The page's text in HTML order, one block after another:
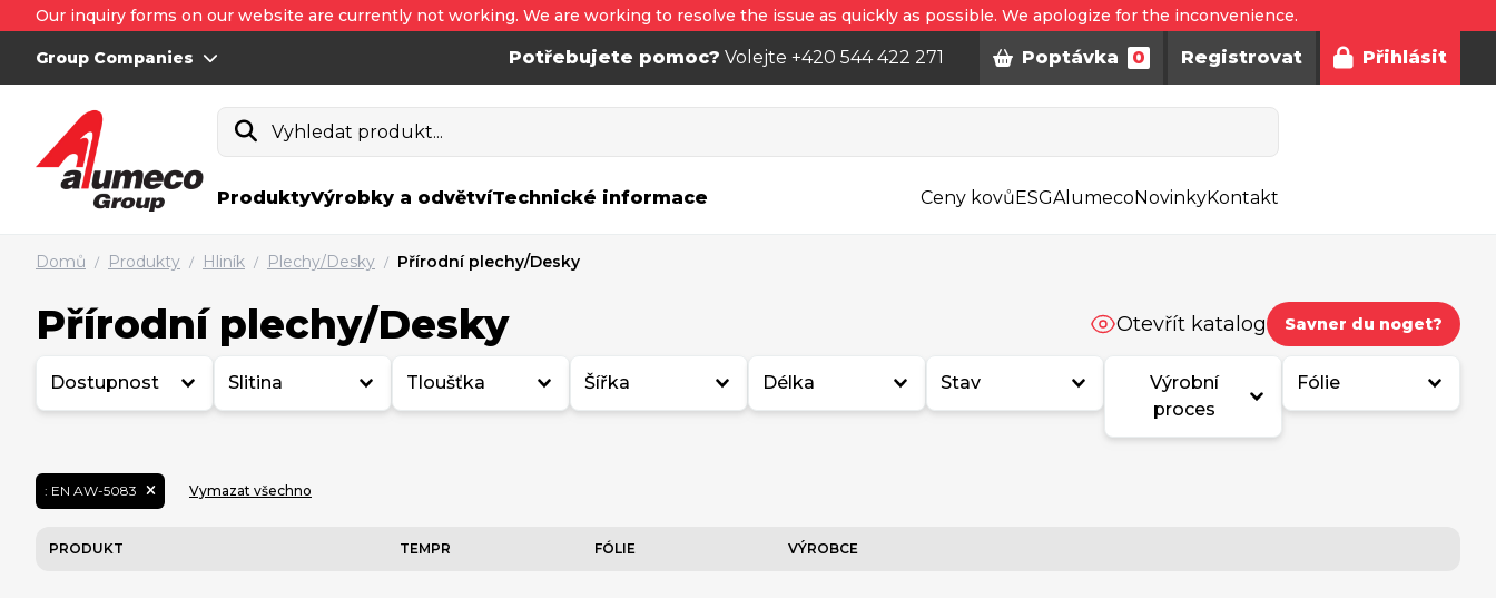
Our inquiry forms on our website are currently not working. We are working to resolve the issue as quickly as possible. We apologize for the inconvenience.
Group Companies Potřebujete pomoc? Volejte +420 544 422 271 Poptávka 0 Registrovat Přihlásit
Vyhledat produkt...
ProduktyVýrobky a odvětvíTechnické informace Ceny kovůESGAlumecoNovinkyKontakt
Domů / Produkty / Hliník / Plechy/Desky / Přírodní plechy/Desky
Přírodní plechy/Desky Otevřít katalog Savner du noget?
Dostupnost Slitina Tloušťka Šířka Délka Stav
Výrobní
proces
Fólie
: EN AW-5083 Vymazat všechno
PRODUKT TEMPR FÓLIE VÝROBCE